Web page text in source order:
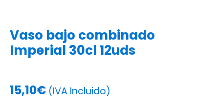
Vaso bajo combinado
Imperial 30cl 12uds
15,10€ (IVA Incluido)